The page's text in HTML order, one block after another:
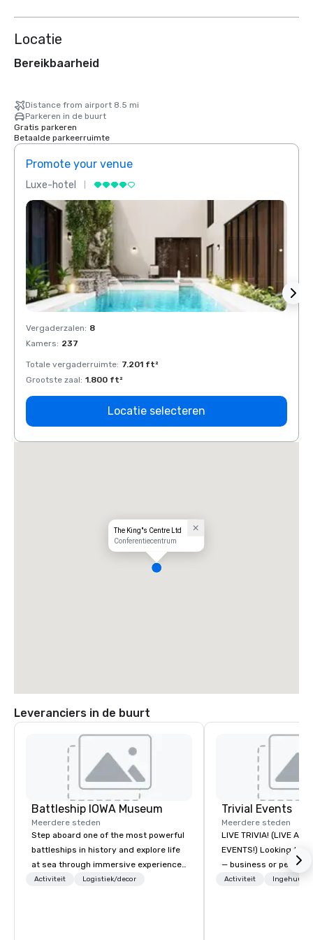
Locatie
Bereikbaarheid
Distance from airport 8.5 mi
Parkeren in de buurt
Gratis parkeren
Betaalde parkeerruimte
Promote your venue
Luxe-hotel
Vergaderzalen: 8
Kamers: 237
Totale vergaderruimte: 7.201 ft²
Grootste zaal: 1.800 ft²
Locatie selecteren
The King"s Centre Ltd
Conferentiecentrum
Leveranciers in de buurt
Battleship IOWA Museum
Meerdere steden
Step aboard one of the most powerful
battleships in history and explore life
at sea through immersive experiences
designed for all ages. From self-
Activiteit Logistiek/decor
Trivial Events
Meerdere steden
LIVE TRIVIA! (LIVE AND
EVENTS!) Looking to bring your group
— business or
and have some fun?
Activiteit